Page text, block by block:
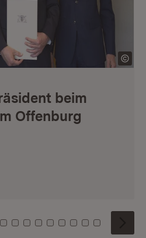
beim
Offenburg
2 3 4
Kachel: 5
Zu Kachel: 6
Zu Kachel: 7
Zu Kachel: 8
Zu Kachel: 9
Zu Kachel: 10
Zu Kachel: 11
Zu Kachel: 12
Zu Kachel:
Zu